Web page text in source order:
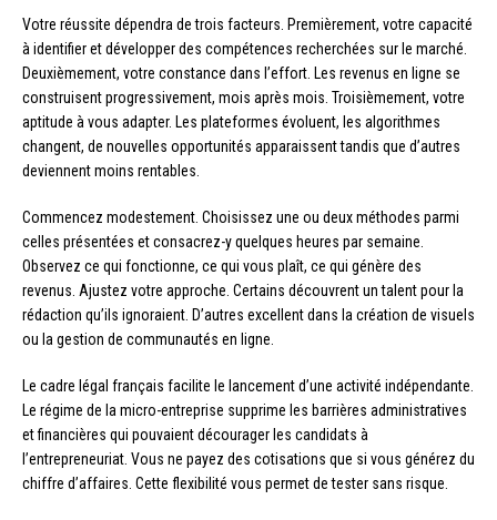
Votre réussite dépendra de trois facteurs. Premièrement, votre capacité
à identifier et développer des compétences recherchées sur le marché.
Deuxièmement, votre constance dans l’effort. Les revenus en ligne se
construisent progressivement, mois après mois. Troisièmement, votre
aptitude à vous adapter. Les plateformes évoluent, les algorithmes
changent, de nouvelles opportunités apparaissent tandis que d’autres
deviennent moins rentables.
Commencez modestement. Choisissez une ou deux méthodes parmi
celles présentées et consacrez-y quelques heures par semaine.
Observez ce qui fonctionne, ce qui vous plaît, ce qui génère des
revenus. Ajustez votre approche. Certains découvrent un talent pour la
rédaction qu’ils ignoraient. D’autres excellent dans la création de visuels
ou la gestion de communautés en ligne.
Le cadre légal français facilite le lancement d’une activité indépendante.
Le régime de la micro-entreprise supprime les barrières administratives
et financières qui pouvaient décourager les candidats à
l’entrepreneuriat. Vous ne payez des cotisations que si vous générez du
chiffre d’affaires. Cette flexibilité vous permet de tester sans risque.